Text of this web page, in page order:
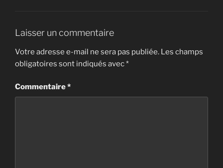
10. Toi le rimailleur - É.P.
Laisser un commentaire
Votre adresse e-mail ne sera pas publiée. Les champs
obligatoires sont indiqués avec*
Commentaire*